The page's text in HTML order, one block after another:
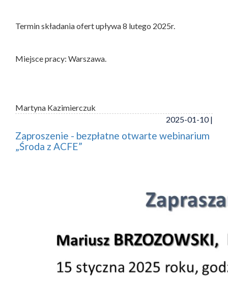
Termin składania ofert upływa 8 lutego 2025r.
Miejsce pracy: Warszawa.
Martyna Kazimierczuk
2025-01-10 |
Zaproszenie - bezpłatne otwarte webinarium
„Środa z ACFE”